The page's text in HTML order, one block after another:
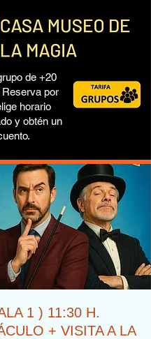
de +20
por
horario
y obtén un
1 ) 11:30 H.
+ VISITA A LA